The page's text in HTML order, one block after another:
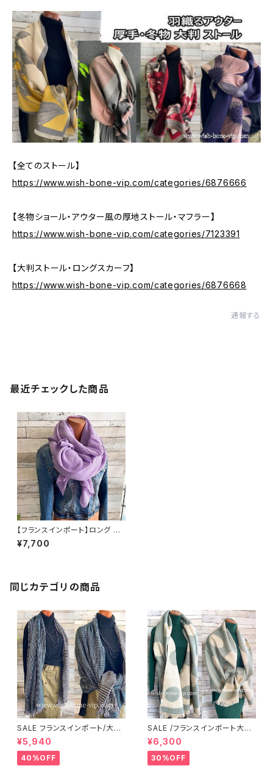
【全てのストール】
https://www.wish-bone-vip.com/categories/6876666
【冬物ショール・アウター風の厚地ストール・マフラー】
https://www.wish-bone-vip.com/categories/7123391
【大判ストール・ロングスカーフ】
https://www.wish-bone-vip.com/categories/6876668
通報する
最近チェックした商品
【フランスインポート】ロング 暖
かい冬物 ストール・大判 フワフ
ワ暖かい アクリルスカーフ/パー
¥7,700
同じカテゴリの商品
SALE フランスインポート/大
判・厚手・暖かいショール｜冬物
大判ストール・厚地・ロングショ
ール/グリーン系切り替えグレン
チェック
¥5,940
40%OFF
SALE /フランスインポート大判
ロングストール・ショール・アウタ
ーストール・暖かい冬物 ・リバー
シブルひざ掛けショール・厚手ス
トール/グリーン系ドット
¥6,300
30%OFF